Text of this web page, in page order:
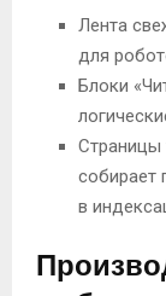
Лента
для
Блоки
Страницы
собирает
в